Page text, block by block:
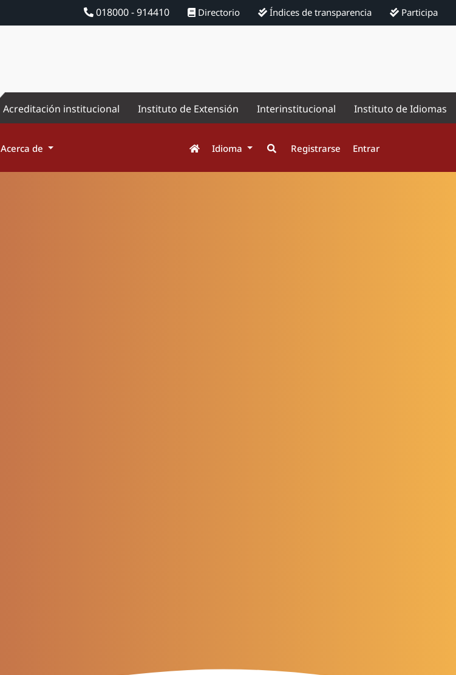
018000 - 914410 Directorio Índices de transparencia Participa
Acreditación institucional Instituto de Extensión Interinstitucional Instituto de Idiomas
Acerca de Idioma Registrarse Entrar